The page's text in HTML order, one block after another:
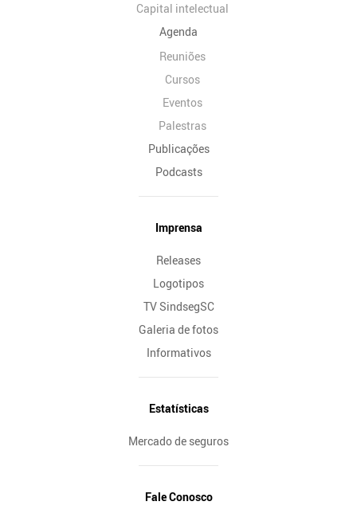
Capital intelectual
Agenda
Reuniões
Cursos
Eventos
Palestras
Publicações
Podcasts
Imprensa
Releases
Logotipos
TV SindsegSC
Galeria de fotos
Informativos
Estatísticas
Mercado de seguros
Fale Conosco